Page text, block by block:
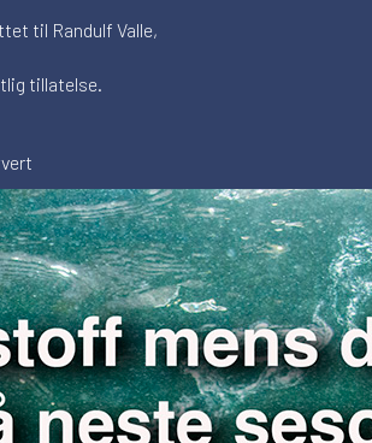
til Randulf Valle,
tillatelse.